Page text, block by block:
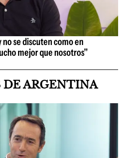
no se discuten como en
mejor que nosotros"
ARGENTINA